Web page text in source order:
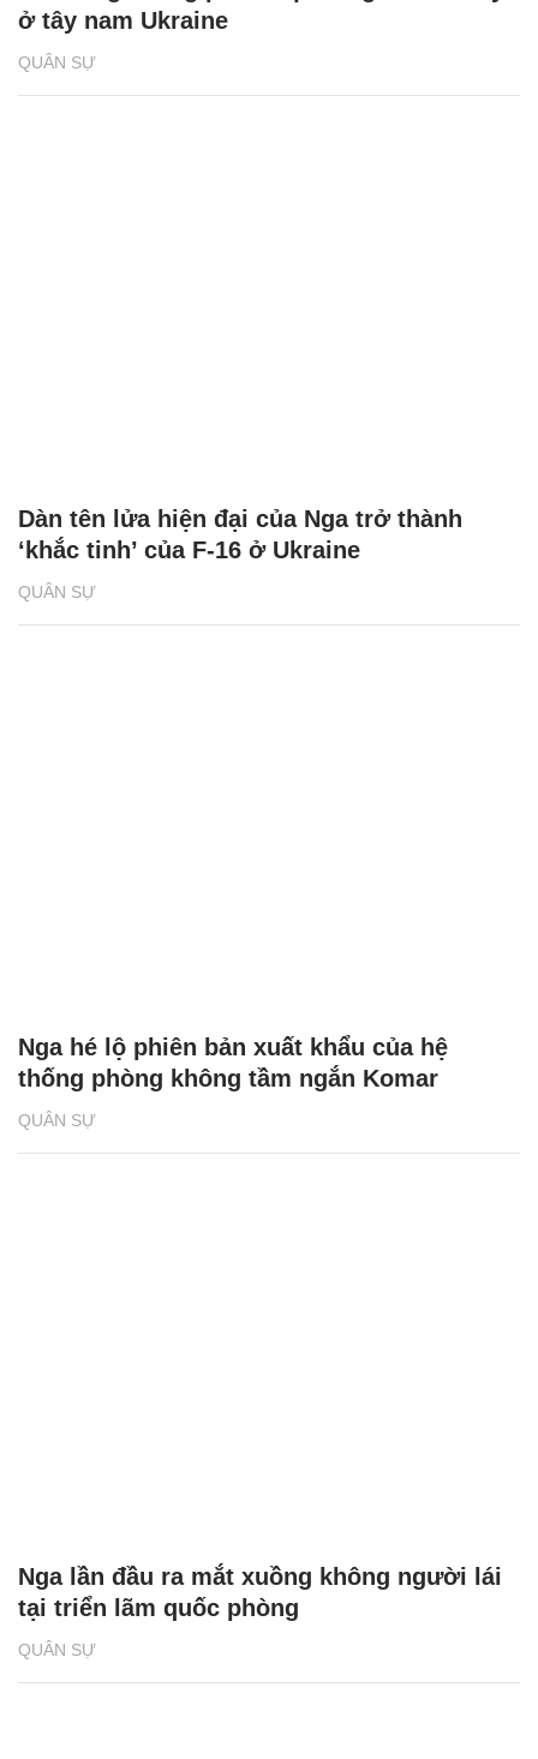
QUÂN SỰ
ở tây nam Ukraine
QUÂN SỰ
Dàn tên lửa hiện đại của Nga trở thành
‘khắc tinh’ của F-16 ở Ukraine
QUÂN SỰ
Nga hé lộ phiên bản xuất khẩu của hệ
thống phòng không tầm ngắn Komar
QUÂN SỰ
Nga lần đầu ra mắt xuồng không người lái
tại triển lãm quốc phòng